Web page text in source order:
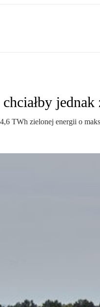
jednak
TWh zielonej energii o